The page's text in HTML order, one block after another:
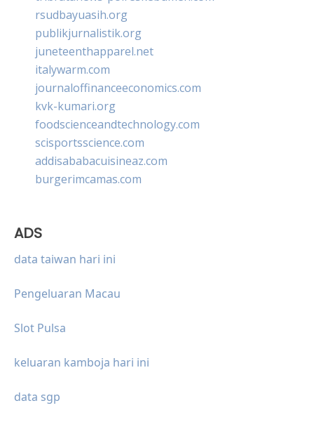
rsudbayuasih.org
publikjurnalistik.org
juneteenthapparel.net
italywarm.com
journaloffinanceeconomics.com
kvk-kumari.org
foodscienceandtechnology.com
scisportsscience.com
addisababacuisineaz.com
burgerimcamas.com
ADS
data taiwan hari ini
Pengeluaran Macau
Slot Pulsa
keluaran kamboja hari ini
data sgp